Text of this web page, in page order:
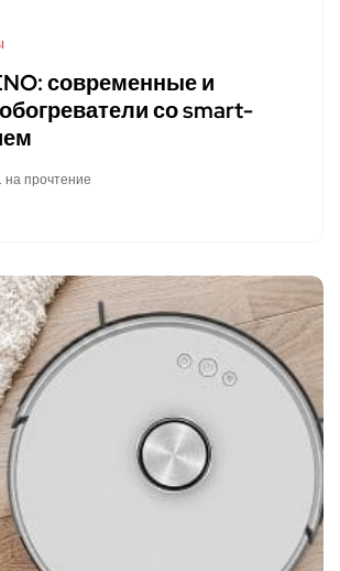
современные и
со smart-
на прочтение